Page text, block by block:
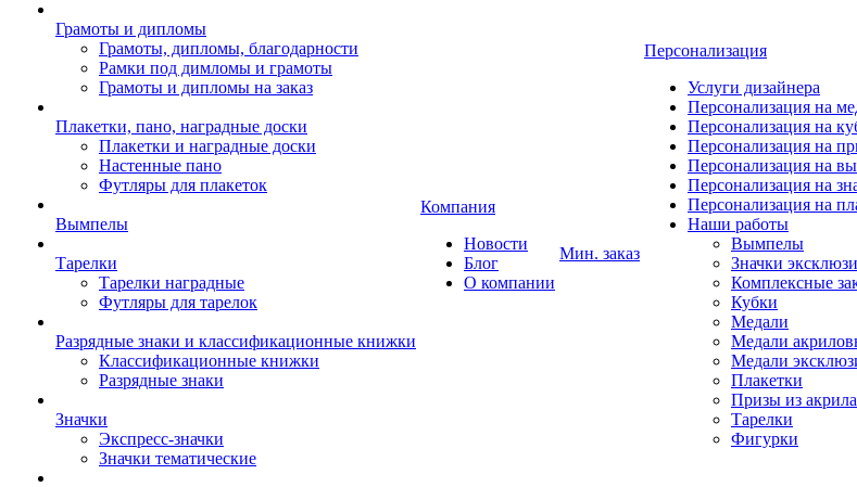
Грамоты и дипломы
Грамоты, дипломы, благодарности
Рамки под димломы и грамоты
Грамоты и дипломы на заказ
Плакетки, пано, наградные доски
Плакетки и наградные доски
Настенные пано
Футляры для плакеток
Вымпелы
Тарелки
Тарелки наградные
Футляры для тарелок
Разрядные знаки и классификационные книжки
Классификационные книжки
Разрядные знаки
Значки
Экспресс-значки
Значки тематические
Компания
Новости
Блог
О компании
Мин. заказ
Персонализация
Услуги дизайнера
Персонализация на
Персонализация на
Персонализация на
Персонализация на
Персонализация на
Персонализация на
Наши работы
Вымпелы
Значки
Комплексные
Кубки
Медали
Медали
Медали
Плакетки
Призы из акрила
Тарелки
Фигурки